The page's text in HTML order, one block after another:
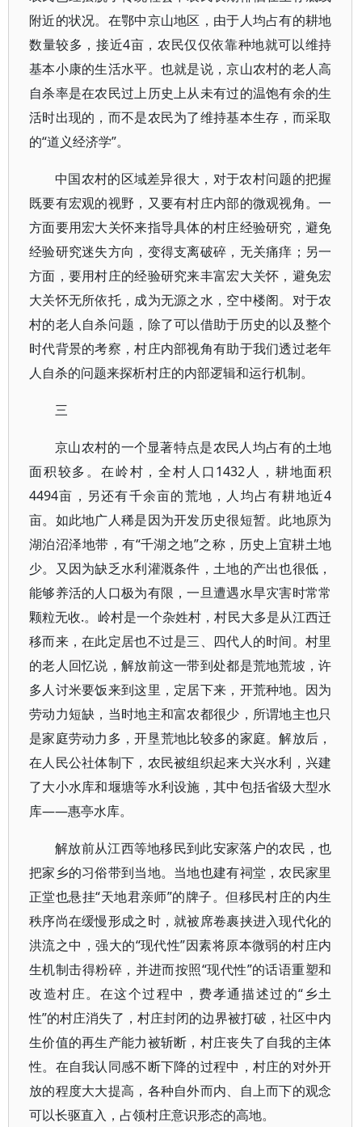
附近的状况。在鄂中京山地区，由于人均占有的耕地
数量较多，接近4亩，农民仅仅依靠种地就可以维持
基本小康的生活水平。也就是说，京山农村的老人高
自杀率是在农民过上历史上从未有过的温饱有余的生
活时出现的，而不是农民为了维持基本生存，而采取
的“道义经济学”。
中国农村的区域差异很大，对于农村问题的把握
既要有宏观的视野，又要有村庄内部的微观视角。一
方面要用宏大关怀来指导具体的村庄经验研究，避免
经验研究迷失方向，变得支离破碎，无关痛痒；另一
方面，要用村庄的经验研究来丰富宏大关怀，避免宏
大关怀无所依托，成为无源之水，空中楼阁。对于农
村的老人自杀问题，除了可以借助于历史的以及整个
时代背景的考察，村庄内部视角有助于我们透过老年
人自杀的问题来探析村庄的内部逻辑和运行机制。
三
京山农村的一个显著特点是农民人均占有的土地
面积较多。在岭村，全村人口1432人，耕地面积
4494亩，另还有千余亩的荒地，人均占有耕地近4
亩。如此地广人稀是因为开发历史很短暂。此地原为
湖泊沼泽地带，有“千湖之地”之称，历史上宜耕土地
少。又因为缺乏水利灌溉条件，土地的产出也很低，
能够养活的人口极为有限，一旦遭遇水旱灾害时常常
颗粒无收.。岭村是一个杂姓村，村民大多是从江西迁
移而来，在此定居也不过是三、四代人的时间。村里
的老人回忆说，解放前这一带到处都是荒地荒坡，许
多人讨米要饭来到这里，定居下来，开荒种地。因为
劳动力短缺，当时地主和富农都很少，所谓地主也只
是家庭劳动力多，开垦荒地比较多的家庭。解放后，
在人民公社体制下，农民被组织起来大兴水利，兴建
了大小水库和堰塘等水利设施，其中包括省级大型水
库——惠亭水库。
解放前从江西等地移民到此安家落户的农民，也
把家乡的习俗带到当地。当地也建有祠堂，农民家里
正堂也悬挂“天地君亲师”的牌子。但移民村庄的内生
秩序尚在缓慢形成之时，就被席卷裹挟进入现代化的
洪流之中，强大的“现代性”因素将原本微弱的村庄内
生机制击得粉碎，并进而按照“现代性”的话语重塑和
改造村庄。在这个过程中，费孝通描述过的“乡土
性”的村庄消失了，村庄封闭的边界被打破，社区中内
生价值的再生产能力被斩断，村庄丧失了自我的主体
性。在自我认同感不断下降的过程中，村庄的对外开
放的程度大大提高，各种自外而内、自上而下的观念
可以长驱直入，占领村庄意识形态的高地。